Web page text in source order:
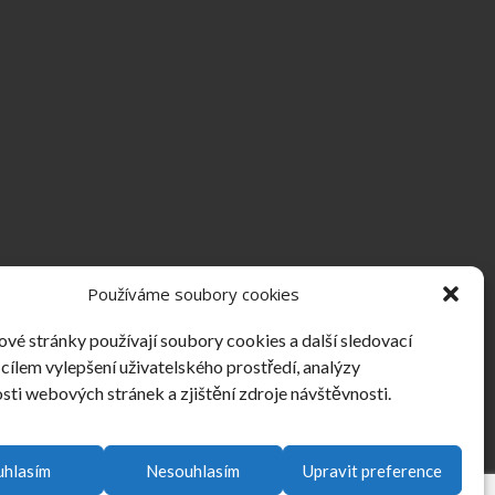
Používáme soubory cookies
stránky používají soubory cookies a další sledovací
vylepšení uživatelského prostředí, analýzy
webových stránek a zjištění zdroje návštěvnosti.
Nesouhlasím Upravit preference